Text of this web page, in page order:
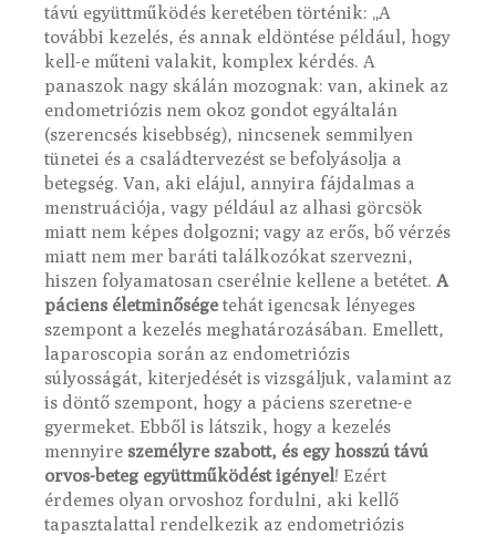
távú együttműködés keretében történik: „A
további kezelés, és annak eldöntése például, hogy
kell-e műteni valakit, komplex kérdés. A
panaszok nagy skálán mozognak: van, akinek az
endometriózis nem okoz gondot egyáltalán
(szerencsés kisebbség), nincsenek semmilyen
tünetei és a családtervezést se befolyásolja a
betegség. Van, aki elájul, annyira fájdalmas a
menstruációja, vagy például az alhasi görcsök
miatt nem képes dolgozni; vagy az erős, bő vérzés
miatt nem mer baráti találkozókat szervezni,
hiszen folyamatosan cserélnie kellene a betétet. A
páciens életminősége tehát igencsak lényeges
szempont a kezelés meghatározásában. Emellett,
laparoscopia során az endometriózis
súlyosságát, kiterjedését is vizsgáljuk, valamint az
is döntő szempont, hogy a páciens szeretne-e
gyermeket. Ebből is látszik, hogy a kezelés
mennyire személyre szabott, és egy hosszú távú
orvos-beteg együttműködést igényel! Ezért
érdemes olyan orvoshoz fordulni, aki kellő
tapasztalattal rendelkezik az endometriózis